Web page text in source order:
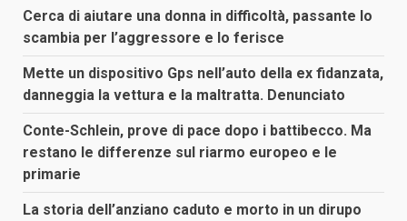
Cerca di aiutare una donna in difficoltà, passante lo
scambia per l’aggressore e lo ferisce
Mette un dispositivo Gps nell’auto della ex fidanzata,
danneggia la vettura e la maltratta. Denunciato
Conte-Schlein, prove di pace dopo i battibecco. Ma
restano le differenze sul riarmo europeo e le
primarie
La storia dell’anziano caduto e morto in un dirupo